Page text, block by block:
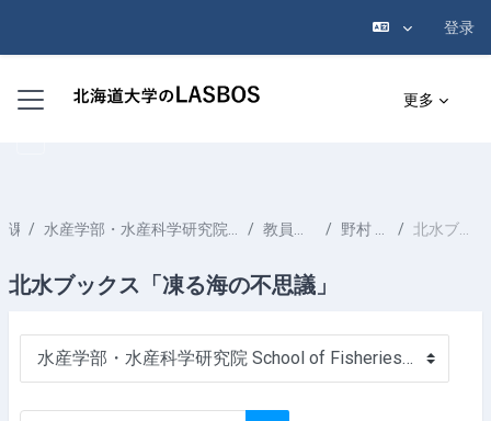
登录
停靠面板 更多
课程 水産学部・水産科学研究院 School of Fisheries Sciences & Faculty of Fisheries Sciences 教員一覧 List of Professors 野村 大樹 NOMURA Daiki 北水ブックス「凍る海の不思議」
北水ブックス「凍る海の不思議」
课程类别